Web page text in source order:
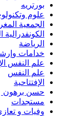
بورتريه
علوم
الجمعية
الرياضة
خدامات
علم النفس
علم النفس
الإفتتاحية
حسن برهون
مستجدات
وفيات و